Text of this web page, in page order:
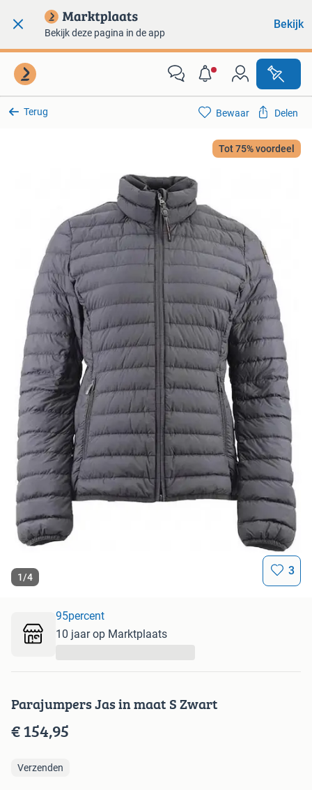
Bekijk deze pagina in de app
Bekijk
Terug
Tot 75% voordeel
1/4 3
Bewaar Delen
Parajumpers Jas in maat S Zwart
€ 154,95
Verzenden
95percent
10 jaar op Marktplaats